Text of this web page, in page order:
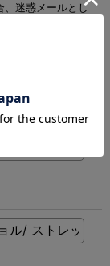
、迷惑メールとし